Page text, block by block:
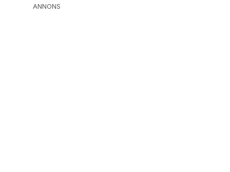
ANNONS